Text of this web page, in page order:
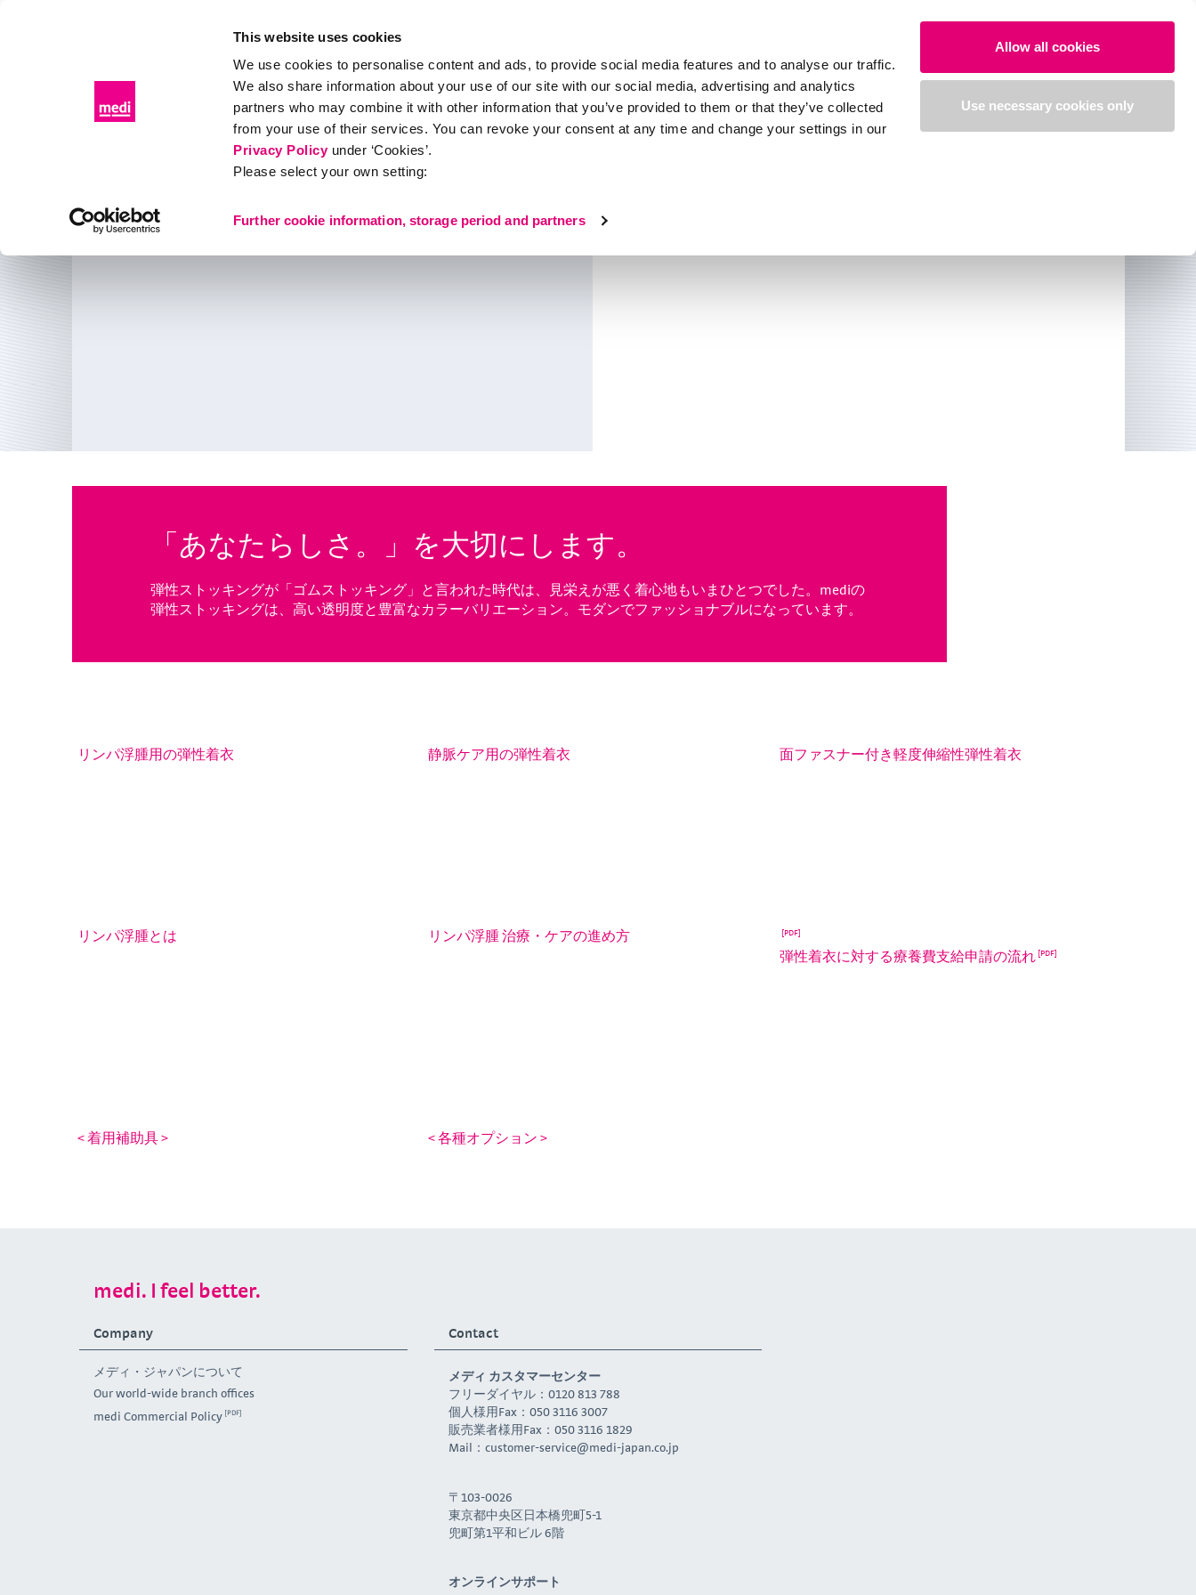
This website uses cookies
We use cookies to personalise content and ads, to provide social media features and to analyse our traffic.
We also share information about your use of our site with our social media, advertising and analytics
partners who may combine it with other information that you’ve provided to them or that they’ve collected
from your use of their services. You can revoke your consent at any time and change your settings in our
Privacy Policyunder ‘Cookies’.
Please select your own setting:
Further cookie information, storage period and partners
Allow all cookies
Use necessary cookies only
プロダクト あなたのストーリー 会社概要 75周年を迎えるmedi お問い合わせ カタログダウンロード オンラインストア
医療用弾性着衣
「あなたらしさ。」を大切にします。
弾性ストッキングが「ゴムストッキング」と言われた時代は、見栄えが悪く着心地もいまひとつでした。mediの
弾性ストッキングは、高い透明度と豊富なカラーバリエーション。モダンでファッショナブルになっています。
リンパ浮腫用の弾性着衣 静脈ケア用の弾性着衣 面ファスナー付き軽度伸縮性弾性着衣
リンパ浮腫とは
リンパ浮腫 治療・ケアの進め方
弾性着衣に対する療養費支給申請の流れ
< 着用補助具 > < 各種オプション >
medi. I feel better.
Company
メディ・ジャパンについて
Our world-wide branch offices
medi Commercial Policy
Contact
メディ カスタマーセンター
フリーダイヤル：0120 813 788
個人様用Fax：050 3116 3007
販売業者様用Fax：050 3116 1829
Mail： customer-service@medi-japan.co.jp
〒103-0026
東京都中央区日本橋兜町5-1
兜町第1平和ビル 6階
オンラインサポート